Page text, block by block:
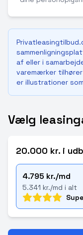
af eller i
varemærker
er illustrationer
Vælg
20.000 kr. i
4.795 kr./md
5.341 kr./md i alt